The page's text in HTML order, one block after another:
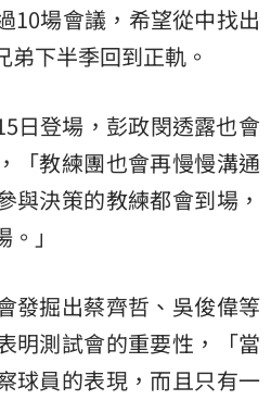
10場會議，希望從中找出
下半季回到正軌。
日登場，彭政閔透露也會
「教練團也會再慢慢溝通
與決策的教練都會到場，
」
發掘出蔡齊哲、吳俊偉等
明測試會的重要性，「當
球員的表現，而且只有一